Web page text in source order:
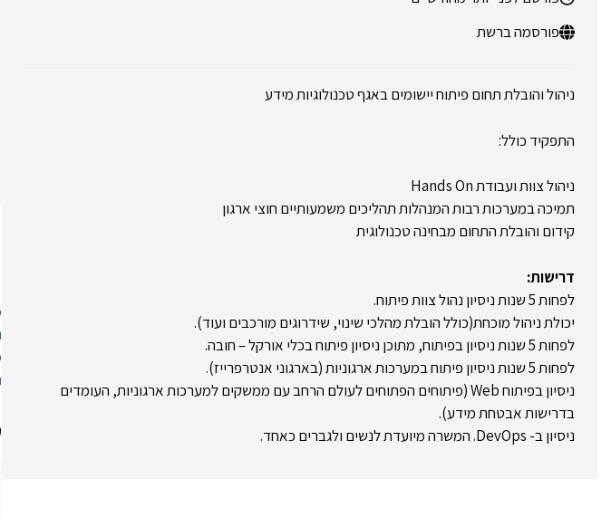
פורסמה ברשת
ניהול והובלת תחום פיתוח יישומים באגף טכנולוגיות מידע
התפקיד כולל:
ניהול צוות ועבודת Hands On
תמיכה במערכות רבות המנהלות תהליכים משמעותיים חוצי ארגון
קידום והובלת התחום מבחינה טכנולוגית
דרישות:
לפחות 5 שנות ניסיון נהול צוות פיתוח.
יכולת ניהול מוכחת(כולל הובלת מהלכי שינוי, שידרוגים מורכבים ועוד).
לפחות 5 שנות ניסיון בפיתוח, מתוכן ניסיון פיתוח בכלי אורקל – חובה.
לפחות 5 שנות ניסיון פיתוח במערכות ארגוניות (בארגוני אנטרפרייז).
ניסיון בפיתוח Web (פיתוחים הפתוחים לעולם הרחב עם ממשקים למערכות ארגוניות, העומדים
בדרישות אבטחת מידע).
ניסיון ב- DevOps. המשרה מיועדת לנשים ולגברים כאחד.